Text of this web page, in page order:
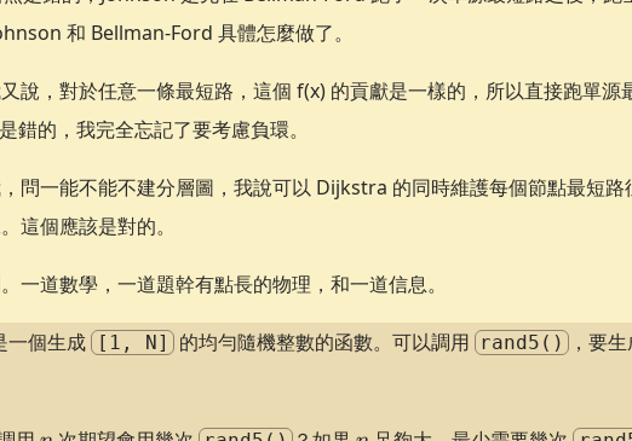
和 Bellman-Ford 具體怎麼做了。
說，對於任意一條最短路，這個 f(x) 的貢獻是一樣的，所以直接跑單源
錯的，我完全忘記了要考慮負環。
問一能不能不建分層圖，我說可以 Dijkstra 的同時維護每個節點最短路
這個應該是對的。
一道數學，一道題幹有點長的物理，和一道信息。
一個生成 [1, N] 的均勻隨機整數的函數。可以調用 rand5() ，要
n n